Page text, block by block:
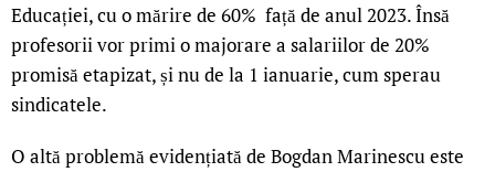
Educației, cu o mărire de 60% față de anul 2023. Însă
profesorii vor primi o majorare a salariilor de 20%
promisă etapizat, și nu de la 1 ianuarie, cum sperau
sindicatele.
O altă problemă evidențiată de Bogdan Marinescu este